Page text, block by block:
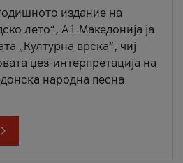
издание на
лето“, А1 Македонија ја
„Културна врска“, чиј
џез-интерпретација на
народна песна